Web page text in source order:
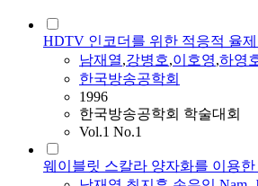
HDTV 인코더를 위한 적응적 율
남재열,강병호,이호영,하영
한국방송공학회
1996
한국방송공학회 학술대회
Vol.1 No.1
웨이블릿 스칼라 양자화를 이용